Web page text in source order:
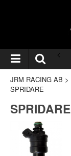
<
JRM RACING AB >
SPRIDARE
SPRIDARE